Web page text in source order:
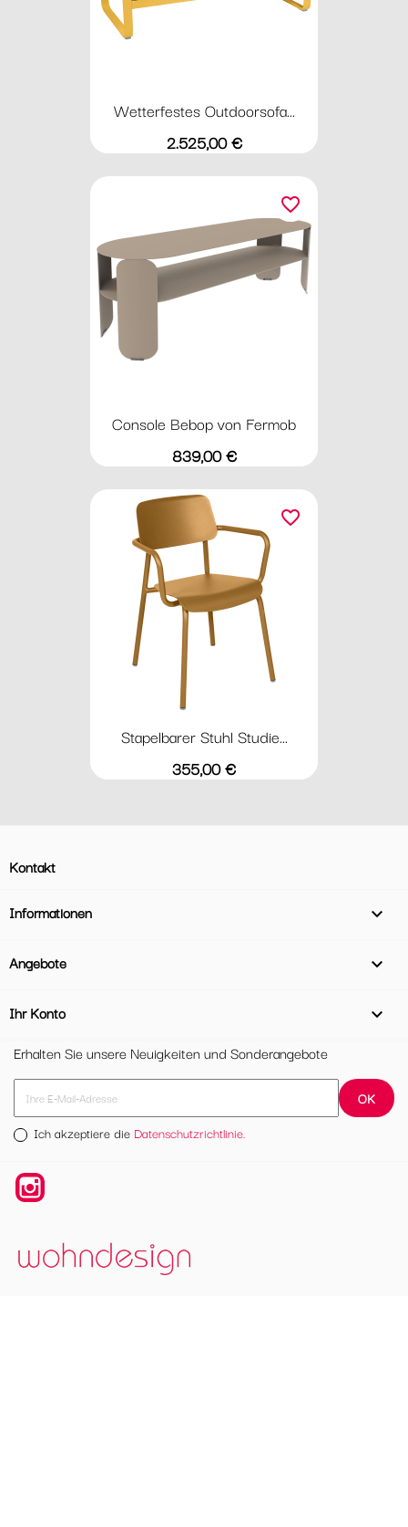
Wetterfestes Outdoorsofa...
Preis
2.525,00 €
Console Bebop von Fermob
Preis
839,00 €
favorite_border
Stapelbarer Stuhl Studie...
Preis
355,00 €
favorite_border
Kontakt
Informationen 
Angebote 
Ihr Konto

Erhalten Sie unsere Neuigkeiten und Sonderangebote
Ich akzeptiere die Datenschutzrichtlinie.